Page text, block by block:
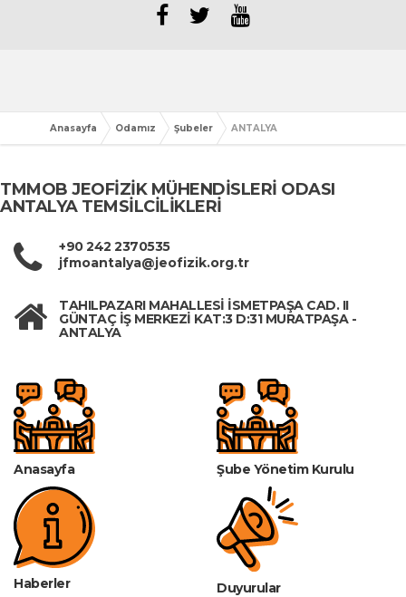
Anasayfa Odamız Şubeler ANTALYA
TMMOB JEOFİZİK MÜHENDİSLERİ ODASI
ANTALYA TEMSİLCİLİKLERİ
+90 242 2370535
jfmoantalya@jeofizik.org.tr
TAHILPAZARI MAHALLESİ İSMETPAŞA CAD. II
GÜNTAÇ İŞ MERKEZİ KAT:3 D:31 MURATPAŞA -
ANTALYA
Anasayfa Şube Yönetim Kurulu
Haberler Duyurular